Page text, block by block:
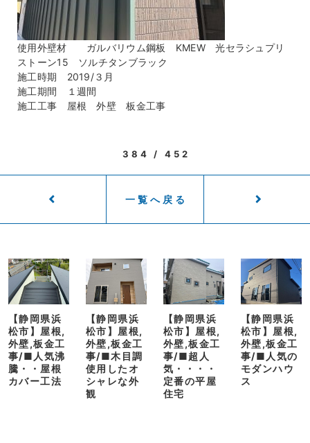
使用外壁材 ガルバリウム鋼板 KMEW 光セラシュプリ
ストーン15 ソルチタンブラック
施工時期 2019/３月
施工期間 １週間
施工工事 屋根 外壁 板金工事
384 / 452
一覧へ戻る
【静岡県浜
松市】屋根,
外壁,板金工
事/■人気沸
騰・・屋根
カバー工法
【静岡県浜
松市】屋根,
外壁,板金工
事/■木目調
使用したオ
シャレな外
観
【静岡県浜
松市】屋根,
外壁,板金工
事/■超人
気・・・・
定番の平屋
住宅
【静岡県浜
松市】屋根,
外壁,板金工
事/■人気の
モダンハウ
ス